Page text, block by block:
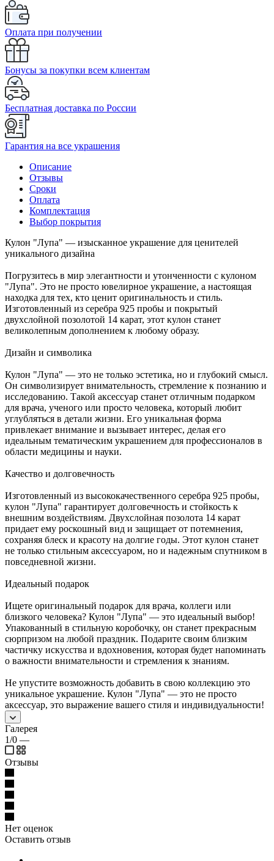
Оплата при получении
Бонусы за покупки всем клиентам
Бесплатная доставка по России
Гарантия на все украшения
Описание
Отзывы
Сроки
Оплата
Комплектация
Выбор покрытия
Кулон "Лупа" — изысканное украшение для ценителей
уникального дизайна
Погрузитесь в мир элегантности и утонченности с кулоном
"Лупа". Это не просто ювелирное украшение, а настоящая
находка для тех, кто ценит оригинальность и стиль.
Изготовленный из серебра 925 пробы и покрытый
двухслойной позолотой 14 карат, этот кулон станет
великолепным дополнением к любому образу.
Дизайн и символика
Кулон "Лупа" — это не только эстетика, но и глубокий смысл.
Он символизирует внимательность, стремление к познанию и
исследованию. Такой аксессуар станет отличным подарком
для врача, ученого или просто человека, который любит
углубляться в детали жизни. Его уникальная форма
привлекает внимание и вызывает интерес, делая его
идеальным тематическим украшением для профессионалов в
области медицины и науки.
Качество и долговечность
Изготовленный из высококачественного серебра 925 пробы,
кулон "Лупа" гарантирует долговечность и стойкость к
внешним воздействиям. Двухслойная позолота 14 карат
придает ему роскошный вид и защищает от потемнения,
сохраняя блеск и красоту на долгие годы. Этот кулон станет
не только стильным аксессуаром, но и надежным спутником в
повседневной жизни.
Идеальный подарок
Ищете оригинальный подарок для врача, коллеги или
близкого человека? Кулон "Лупа" — это идеальный выбор!
Упакованный в стильную коробочку, он станет прекрасным
сюрпризом на любой праздник. Подарите своим близким
частичку искусства и вдохновения, которая будет напоминать
о важности внимательности и стремления к знаниям.
Не упустите возможность добавить в свою коллекцию это
уникальное украшение. Кулон "Лупа" — это не просто
аксессуар, это выражение вашего стиля и индивидуальности!
Галерея
1/0 —
Отзывы
Нет оценок
Оставить отзыв